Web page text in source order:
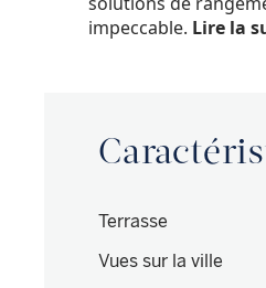
impeccable. Lire la
Terrasse
Vues sur la ville